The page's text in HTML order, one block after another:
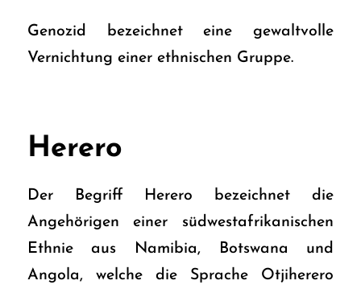
Genozid bezeichnet eine gewaltvolle
Vernichtung einer ethnischen Gruppe.
Herero
Der Begriff Herero bezeichnet die
Angehörigen einer südwestafrikanischen
Ethnie aus Namibia, Botswana und
Angola, welche die Sprache Otjiherero